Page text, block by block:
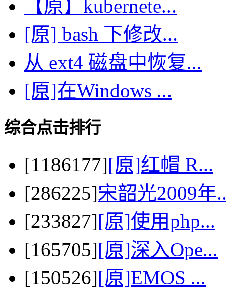
【原】kubernete...
[原] bash 下修改...
从 ext4 磁盘中恢复...
[原]在Windows ...
综合点击排行
[1186177][原]红帽 R...
[286225]宋韶光2009年
[233827][原]使用php...
[165705][原]深入Ope...
[150526][原]EMOS ...